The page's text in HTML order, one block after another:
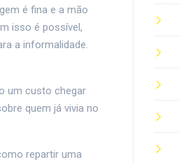
é fina e a mão
isso é possível,
a informalidade.
um custo chegar
quem já vivia no
repartir uma